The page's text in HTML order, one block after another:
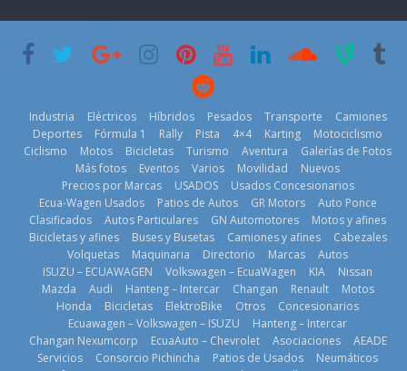
historia
11 de julio de
BMW, Toyota,
Bosch y
prueban flota
que usa
gasolina 100%
renovable
25 de julio de
2026
2026
La Vuelta al
Ecuador 2026,
edición 47ª,
recorre 7
provincias en 8
días
1 de agosto de
2026
29 de julio de
¿Qué puede
pasar con tu
vehículo si
permanece
varios días sin
usar?
3 de agosto de
2026
Industria Eléctricos Híbridos Pesados Transporte
Camiones
Deportes
Fórmula 1 Rally Pista 4×4 Karting
Motociclismo
Ciclismo
Motos Bicicletas Turismo Aventura
Galerías de Fotos
Más fotos
Eventos Varios Movilidad
Nuevos
Precios por Marcas
USADOS
Usados Concesionarios
Ecua-Wagen Usados
Patios de Autos GR Motors
Auto Ponce
Clasificados
Autos Particulares GN Automotores
Motos y afines
Bicicletas y afines
Buses y Busetas Camiones y afines
Cabezales
Volquetas
Maquinaria Directorio Marcas
Autos
ISUZU – ECUAWAGEN
Volkswagen – EcuaWagen KIA
Nissan
Mazda
Audi Hanteng – Intercar Changan Renault
Motos
Honda
Bicicletas ElektroBike Otros
Concesionarios
Ecuawagen – Volkswagen – ISUZU
Hanteng – Intercar
Changan Nexumcorp
EcuaAuto – Chevrolet Asociaciones
AEADE
Servicios
Consorcio Pichincha Patios de Usados
Neumáticos